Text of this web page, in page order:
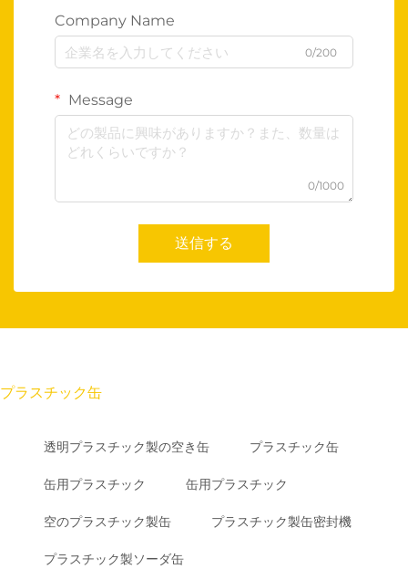
Company Name
0/200
Message
0/1000
送信する
プラスチック缶
透明プラスチック製の空き缶 プラスチック缶
缶用プラスチック 缶用プラスチック
空のプラスチック製缶 プラスチック製缶密封機
プラスチック製ソーダ缶